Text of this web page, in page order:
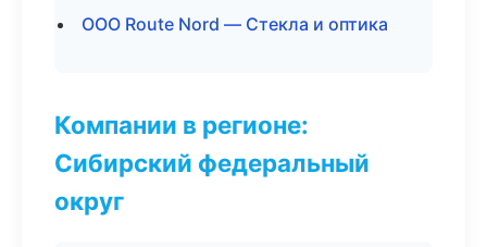
ООО Route Nord — Стекла и оптика
Компании в регионе:
Сибирский федеральный
округ